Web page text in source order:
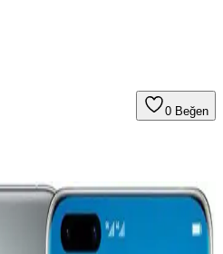
0 Beğen
ve Kurutucu Alımında